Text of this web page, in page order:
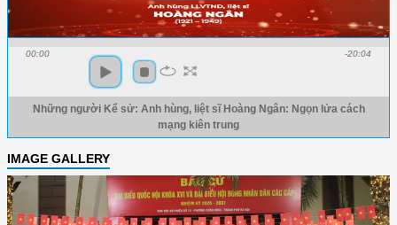
00:00 -20:04
Những người Kể sử: Anh hùng, liệt sĩ Hoàng Ngân: Ngọn lửa cách
mạng kiên trung
IMAGE GALLERY